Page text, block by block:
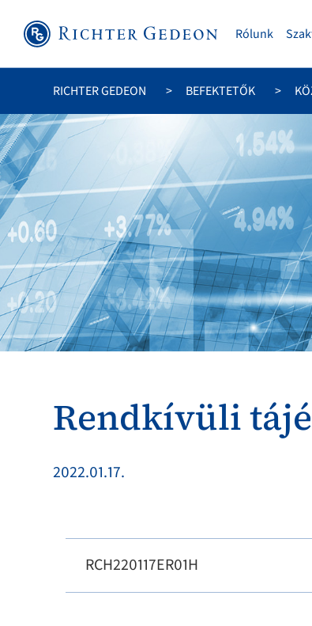
Rólunk
RICHTER GEDEON BEFEKTETŐK
Rendkívüli
2022.01.17.
RCH220117ER01H